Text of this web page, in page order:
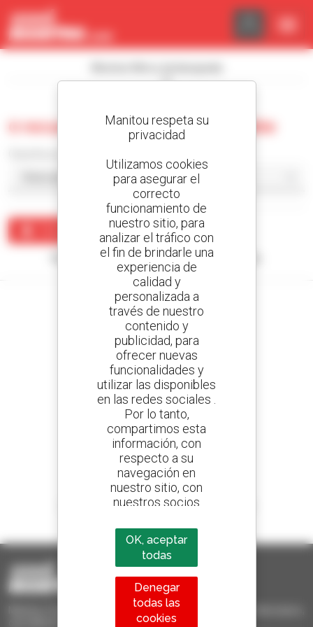
0 recuento carretilla embarcable
Crear una alerta
Ningún resultado corresponde con su búsqueda.
Cree sus alertas
y reciba anuncios de equipos de ocasión
800 concesionarios
Manitou por todo el mundo
1 de cada 4 manipuladores telescópicos
Manitou Ocasión - Equipo de manutención de ocasión: telescópico,
carretilla de mástil, plataforma elevadora
Panel de gestión de cookies
Manitou respeta su
privacidad
Utilizamos cookies
para asegurar el
correcto
funcionamiento de
nuestro sitio, para
analizar el tráfico con
el fin de brindarle una
experiencia de
calidad y
personalizada a
través de nuestro
contenido y
publicidad, para
ofrecer nuevas
funcionalidades y
utilizar las disponibles
en las redes sociales .
Por lo tanto,
compartimos esta
información, con
respecto a su
navegación en
nuestro sitio, con
nuestros socios
publicitarios y de
redes sociales
OK, aceptar
todas
Denegar
todas las
cookies